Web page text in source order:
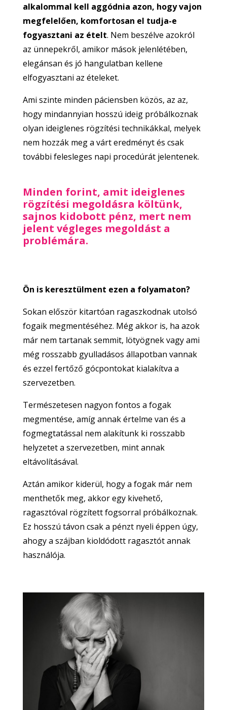
alkalommal kell aggódnia azon, hogy vajon
megfelelően, komfortosan el tudja-e
fogyasztani az ételt. Nem beszélve azokról
az ünnepekről, amikor mások jelenlétében,
elegánsan és jó hangulatban kellene
elfogyasztani az ételeket.
Ami szinte minden páciensben közös, az az,
hogy mindannyian hosszú ideig próbálkoznak
olyan ideiglenes rögzítési technikákkal, melyek
nem hozzák meg a várt eredményt és csak
további felesleges napi procedúrát jelentenek.
Minden forint, amit ideiglenes
rögzítési megoldásra költünk,
sajnos kidobott pénz, mert nem
jelent végleges megoldást a
problémára.
Ön is keresztülment ezen a folyamaton?
Sokan először kitartóan ragaszkodnak utolsó
fogaik megmentéséhez. Még akkor is, ha azok
már nem tartanak semmit, lötyögnek vagy ami
még rosszabb gyulladásos állapotban vannak
és ezzel fertőző gócpontokat kialakítva a
szervezetben.
Természetesen nagyon fontos a fogak
megmentése, amíg annak értelme van és a
fogmegtatással nem alakítunk ki rosszabb
helyzetet a szervezetben, mint annak
eltávolításával.
Aztán amikor kiderül, hogy a fogak már nem
menthetők meg, akkor egy kivehető,
ragasztóval rögzített fogsorral próbálkoznak.
Ez hosszú távon csak a pénzt nyeli éppen úgy,
ahogy a szájban kioldódott ragasztót annak
használója.